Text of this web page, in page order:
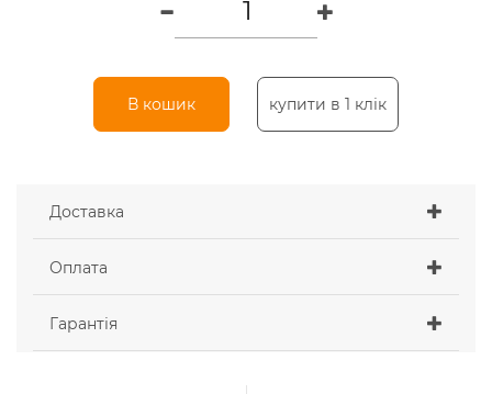
В кошик купити в 1 клік
Доставка
Оплата
Гарантія